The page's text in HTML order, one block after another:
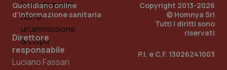
Quotidiano online
d'informazione sanitaria
Direttore
responsabile
Luciano Fassari
Copyright 2013-2026
© Homnya Srl
Tutti i diritti sono
riservati
P.I. e C.F. 13026241003
www.quotidianosanita.it